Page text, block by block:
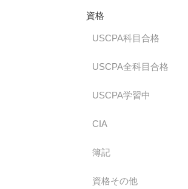
資格
USCPA科目合格
USCPA全科目合格
USCPA学習中
CIA
簿記
資格その他